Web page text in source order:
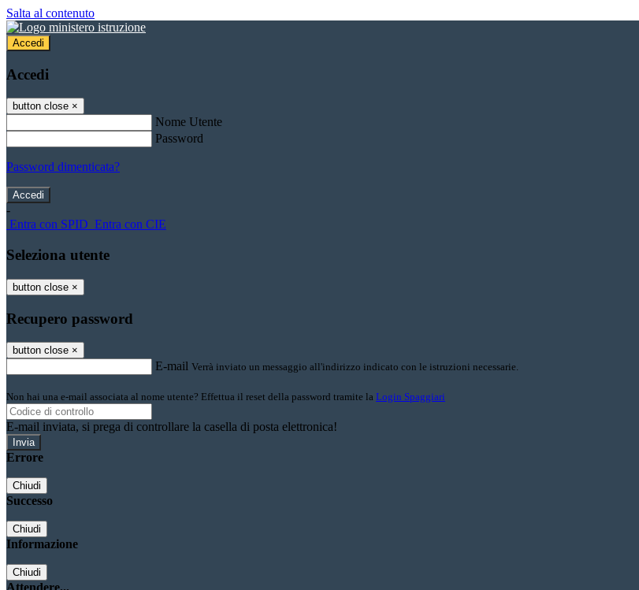
Salta al contenuto
Accedi
Accedi
button close ×
Nome Utente
Password
Password dimenticata?
-
Entra con SPID Entra con CIE
Seleziona utente
button close ×
Recupero password
button close ×
E-mail Verrà inviato un messaggio all'indirizzo indicato con le istruzioni necessarie.
Non hai una e-mail associata al nome utente? Effettua il reset della password tramite la Login Spaggiari
E-mail inviata, si prega di controllare la casella di posta elettronica!
Errore
Chiudi
Successo
Chiudi
Informazione
Chiudi